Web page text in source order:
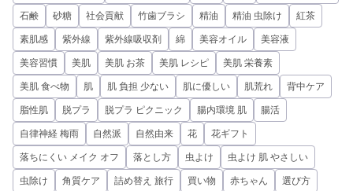
石鹸 砂糖 社会貢献 竹歯ブラシ 精油 精油 虫除け 紅茶
素肌感 紫外線 紫外線吸収剤 綿 美容オイル 美容液
美容習慣 美肌 美肌 お茶 美肌 レシピ 美肌 栄養素
美肌 食べ物 肌 肌 負担 少ない 肌に優しい 肌荒れ 背中ケア
脂性肌 脱プラ 脱プラ ピクニック 腸内環境 肌 腸活
自律神経 梅雨 自然派 自然由来 花 花ギフト
落ちにくい メイク オフ 落とし方 虫よけ 虫よけ 肌 やさしい
虫除け 角質ケア 詰め替え 旅行 買い物 赤ちゃん 選び方